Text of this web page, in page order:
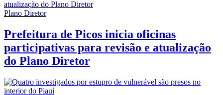
Plano Diretor
Prefeitura de Picos inicia oficinas
participativas para revisão e atualização
do Plano Diretor